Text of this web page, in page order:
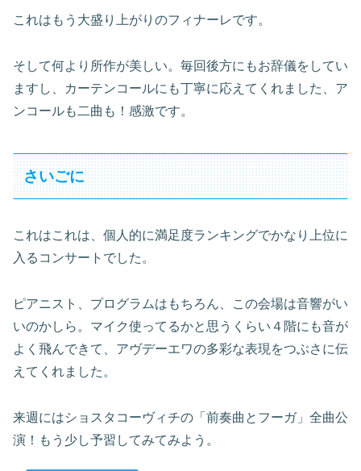
これはもう大盛り上がりのフィナーレです。
そして何より所作が美しい。毎回後方にもお辞儀をしてい
ますし、カーテンコールにも丁寧に応えてくれました、ア
ンコールも二曲も！感激です。
さいごに
これはこれは、個人的に満足度ランキングでかなり上位に
入るコンサートでした。
ピアニスト、プログラムはもちろん、この会場は音響がい
いのかしら。マイク使ってるかと思うくらい４階にも音が
よく飛んできて、アヴデーエワの多彩な表現をつぶさに伝
えてくれました。
来週にはショスタコーヴィチの「前奏曲とフーガ」全曲公
演！もう少し予習してみてみよう。